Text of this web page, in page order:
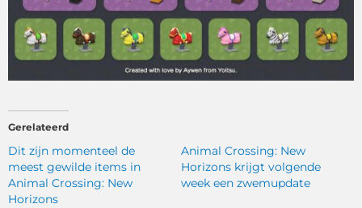
Gerelateerd
Dit zijn momenteel de
meest gewilde items in
Animal Crossing: New
Horizons
Animal Crossing: New
Horizons krijgt volgende
week een zwemupdate